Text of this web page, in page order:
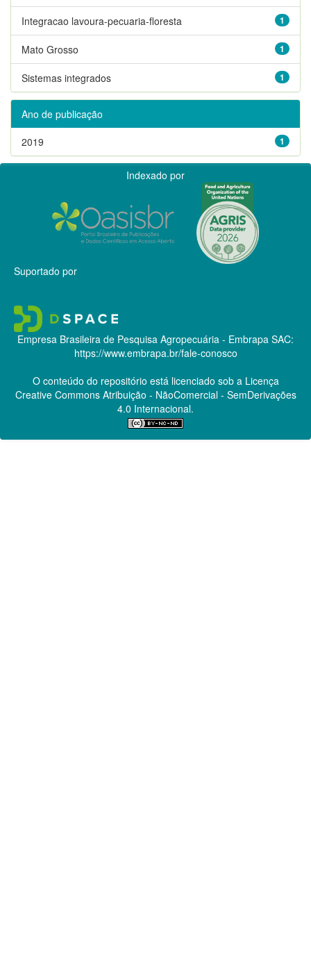
1
Integracao lavoura-pecuaria-floresta
1
Mato Grosso
1
Sistemas integrados
Ano de publicação
1
2019
Indexado por
Suportado por
Empresa Brasileira de Pesquisa Agropecuária - Embrapa SAC:
https://www.embrapa.br/fale-conosco
O conteúdo do repositório está licenciado sob a Licença
Creative CommonsAtribuição - NãoComercial - SemDerivações
4.0 Internacional.